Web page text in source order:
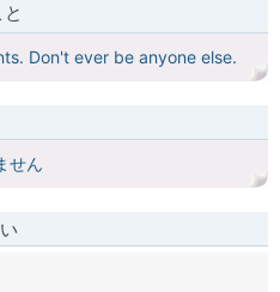
Don't ever be anyone else.
せん